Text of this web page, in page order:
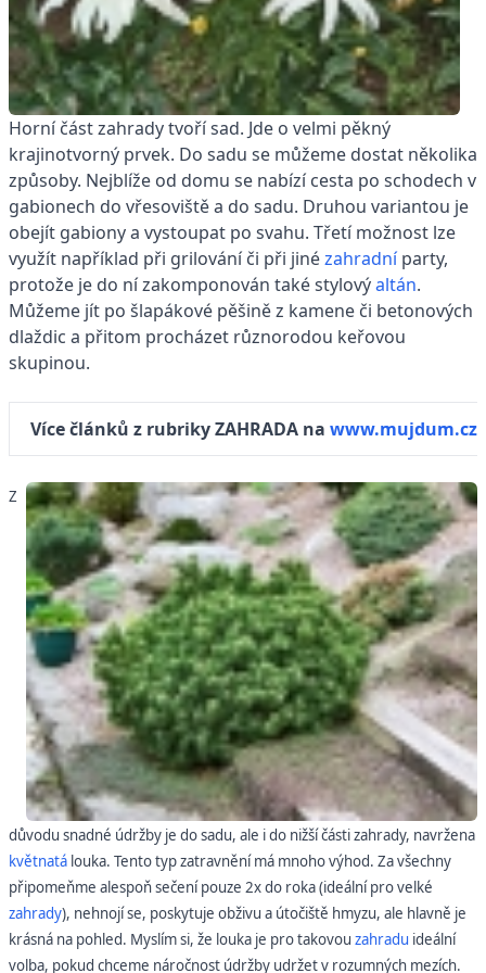
Horní část zahrady tvoří sad. Jde o velmi pěkný
krajinotvorný prvek. Do sadu se můžeme dostat několika
způsoby. Nejblíže od domu se nabízí cesta po schodech v
gabionech do vřesoviště a do sadu. Druhou variantou je
obejít gabiony a vystoupat po svahu. Třetí možnost lze
využít například při grilování či při jinézahradníparty,
protože je do ní zakomponován také stylovýaltán.
Můžeme jít po šlapákové pěšině z kamene či betonových
dlaždic a přitom procházet různorodou keřovou
skupinou.
Více článků z rubriky ZAHRADA na www.mujdum.cz
Z
důvodu snadné údržby je do sadu, ale i do nižší části zahrady, navržena
květnatá louka. Tento typ zatravnění má mnoho výhod. Za všechny
připomeňme alespoň sečení pouze 2x do roka (ideální pro velké
zahrady), nehnojí se, poskytuje obživu a útočiště hmyzu, ale hlavně je
krásná na pohled. Myslím si, že louka je pro takovou zahradu ideální
volba, pokud chceme náročnost údržby udržet v rozumných mezích.